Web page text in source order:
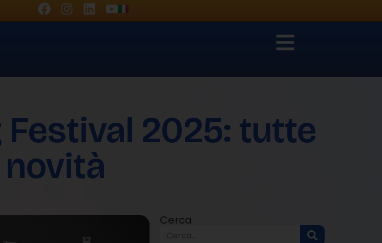
2025: tutte
novità
Cerca